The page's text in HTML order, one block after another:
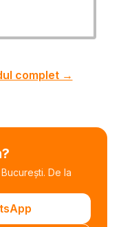
complet →
De la